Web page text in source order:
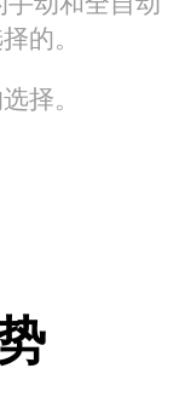
动和全自动
的。
择。